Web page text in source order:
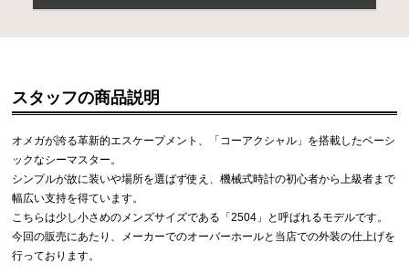
スタッフの商品説明
オメガが誇る革新的エスケープメント、「コーアクシャル」を搭載したベーシ
ックなシーマスター。
シンプルが故に装いや場所を選ばず使え、機械式時計の初心者から上級者まで
幅広い支持を得ています。
こちらは少し小さめのメンズサイズである「2504」と呼ばれるモデルです。
今回の販売にあたり、メーカーでのオーバーホールと当店での外装の仕上げを
行っております。